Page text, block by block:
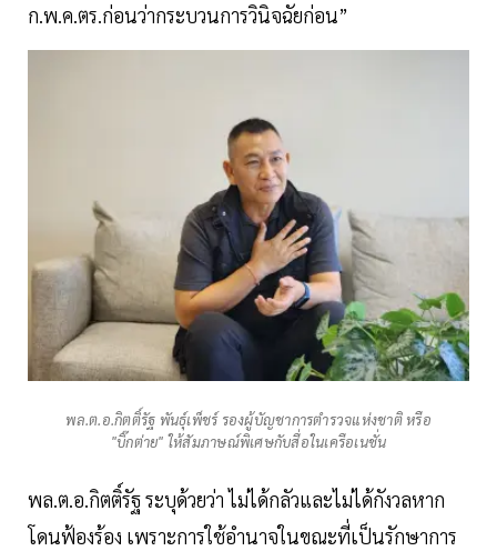
ก.พ.ค.ตร.ก่อนว่ากระบวนการวินิจฉัยก่อน”
พล.ต.อ.กิตติ์รัฐ พันธุ์เพ็ชร์ รองผู้บัญชาการตำรวจแห่งชาติ หรือ
"บิ๊กต่าย" ให้สัมภาษณ์พิเศษกับสื่อในเครือเนชั่น
พล.ต.อ.กิตติ์รัฐ ระบุด้วยว่า ไม่ได้กลัวและไม่ได้กังวลหาก
โดนฟ้องร้อง เพราะการใช้อำนาจในขณะที่เป็นรักษาการ